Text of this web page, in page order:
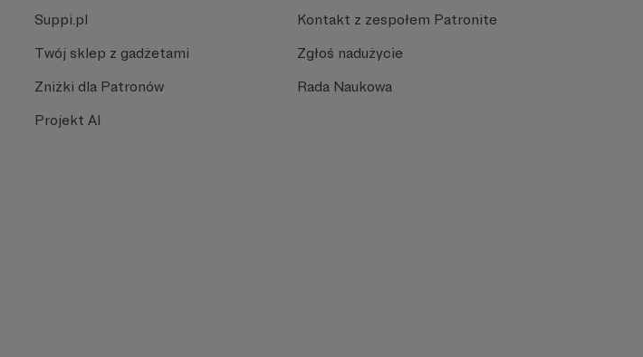
Suppi.pl
Twój sklep z gadżetami
Zniżki dla Patronów
Projekt AI
Kontakt z zespołem Patronite
Zgłoś nadużycie
Rada Naukowa